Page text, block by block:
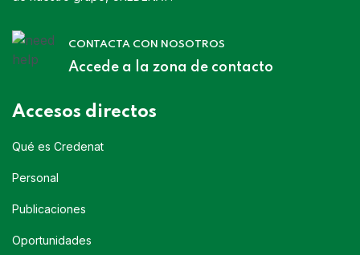
CONTACTA CON NOSOTROS
Accede a la zona de contacto
Accesos directos
Qué es Credenat
Personal
Publicaciones
Oportunidades